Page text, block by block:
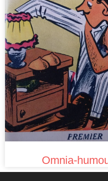
Omnia-